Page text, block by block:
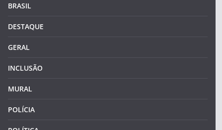
BRASIL
DESTAQUE
GERAL
INCLUSÃO
MURAL
POLÍCIA